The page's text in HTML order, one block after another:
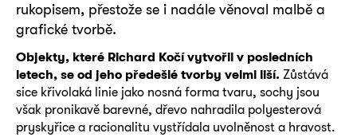
rukopisem, přestože se i nadále věnoval malbě a
grafické tvorbě.
Objekty, které Richard Kočí vytvořil v posledních
letech, se od jeho předešlé tvorby velmi liší. Zůstává
sice křivolaká linie jako nosná forma tvaru, sochy jsou
však pronikavě barevné, dřevo nahradila polyesterová
pryskyřice a racionalitu vystřídala uvolněnost a hravost.